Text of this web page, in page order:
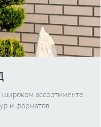
ассортименте
и форматов.